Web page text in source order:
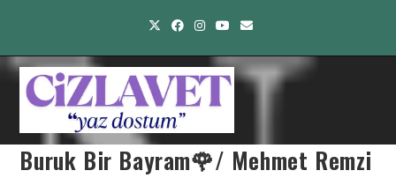
Buruk Bir Bayram🌹/ Mehmet Remzi